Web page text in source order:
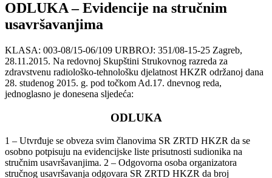
ODLUKA – Evidencije na stručnim
usavršavanjima
KLASA: 003-08/15-06/109 URBROJ: 351/08-15-25 Zagreb,
28.11.2015. Na redovnoj Skupštini Strukovnog razreda za
zdravstvenu radiološko-tehnološku djelatnost HKZR održanoj dana
28. studenog 2015. g. pod točkom Ad.17. dnevnog reda,
jednoglasno je donesena sljedeća:
ODLUKA
1 – Utvrđuje se obveza svim članovima SR ZRTD HKZR da se
osobno potpisuju na evidencijske liste prisutnosti sudionika na
stručnim usavršavanjima. 2 – Odgovorna osoba organizatora
stručnog usavršavanja odgovara SR ZRTD HKZR da broj